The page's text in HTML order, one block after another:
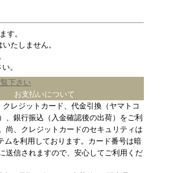
す。
たしません。
。
下さい
お支払いについて
レジットカード、代金引換（ヤマトコ
、銀行振込（入金確認後の出荷）をご利
尚、クレジットカードのセキュリティは
ムを利用しております。カード番号は暗
送信されますので、安心してご利用くだ